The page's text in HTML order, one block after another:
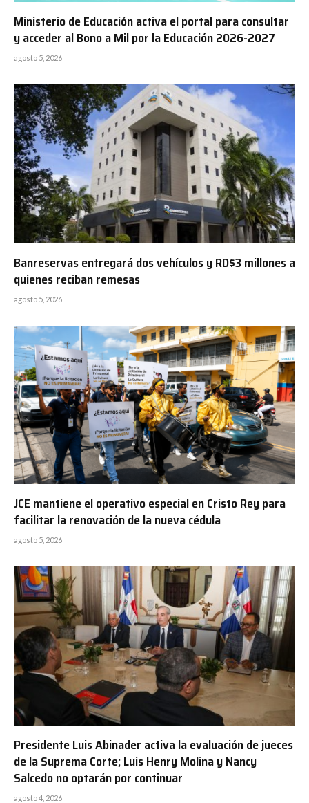
Ministerio de Educación activa el portal para consultar
y acceder al Bono a Mil por la Educación 2026-2027
agosto 5, 2026
Banreservas entregará dos vehículos y RD$3 millones a
quienes reciban remesas
agosto 5, 2026
JCE mantiene el operativo especial en Cristo Rey para
facilitar la renovación de la nueva cédula
agosto 5, 2026
Presidente Luis Abinader activa la evaluación de jueces
de la Suprema Corte; Luis Henry Molina y Nancy
Salcedo no optarán por continuar
agosto 4, 2026